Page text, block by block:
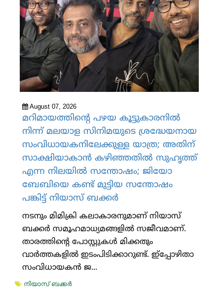
August 07, 2026
മറിമായത്തിന്റെ പഴയ കൂട്ടുകാരനില്‍
നിന്ന് മലയാള സിനിമയുടെ ശ്രദ്ധേയനായ
സംവിധായകനിലേക്കുള്ള യാത്ര; അതിന്
സാക്ഷിയാകാന്‍ കഴിഞ്ഞതില്‍ സുഹൃത്ത്
എന്ന നിലയില്‍ സന്തോഷം; ജിയോ
ബേബിയെ കണ്ട് മുട്ടിയ സന്തോഷം
പങ്കിട്ട് നിയാസ് ബക്കര്‍
നടനും മിമിക്രി കലാകാരനുമാണ് നിയാസ്
ബക്കര്‍ സമൂഹമാധ്യമങ്ങളില്‍ സജീവമാണ്.
താരത്തിന്റെ പോസ്റ്റുകള്‍ മിക്കതും
വാര്‍ത്തകളില്‍ ഇടംപിടിക്കാറുണ്ട്. ഇ്‌പ്പോഴിതാ
സംവിധായകന്‍ ജ...
നിയാസ് ബക്കര്‍